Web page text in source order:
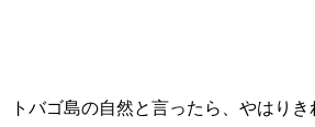
トバゴ島の自然と言ったら、やはりき